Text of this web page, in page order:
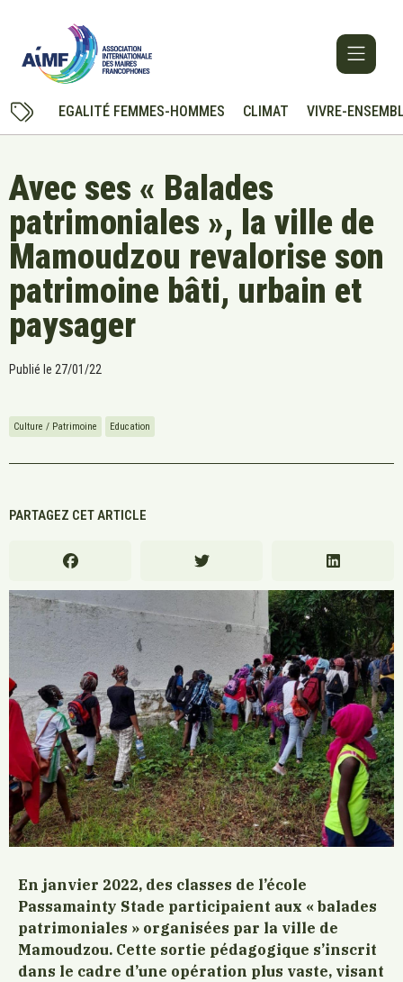
EGALITÉ FEMMES-HOMMES CLIMAT VIVRE-
Avec ses « Balades
patrimoniales », la ville de
Mamoudzou revalorise son
patrimoine bâti, urbain et
paysager
Publié le 27/01/22
Culture / Patrimoine Education
PARTAGEZ CET ARTICLE
En janvier 2022, des classes de l’école
Passamainty Stade participaient aux « balades
patrimoniales » organisées par la ville de
Mamoudzou. Cette sortie pédagogique s’inscrit
dans le cadre d’une opération plus vaste, visant